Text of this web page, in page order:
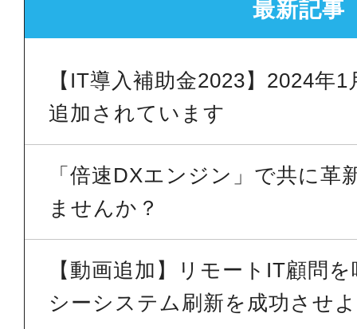
最新記事
【IT導入補助金2023】2024年
追加されています
「倍速DXエンジン」で共に革
ませんか？
【動画追加】リモートIT顧問
シーシステム刷新を成功させ